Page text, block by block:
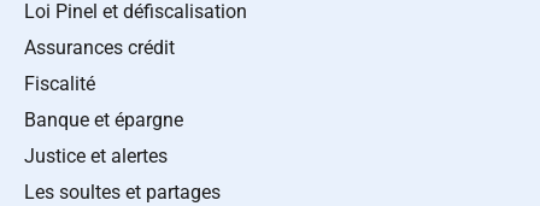
Loi Pinel et défiscalisation
Assurances crédit
Fiscalité
Banque et épargne
Justice et alertes
Les soultes et partages